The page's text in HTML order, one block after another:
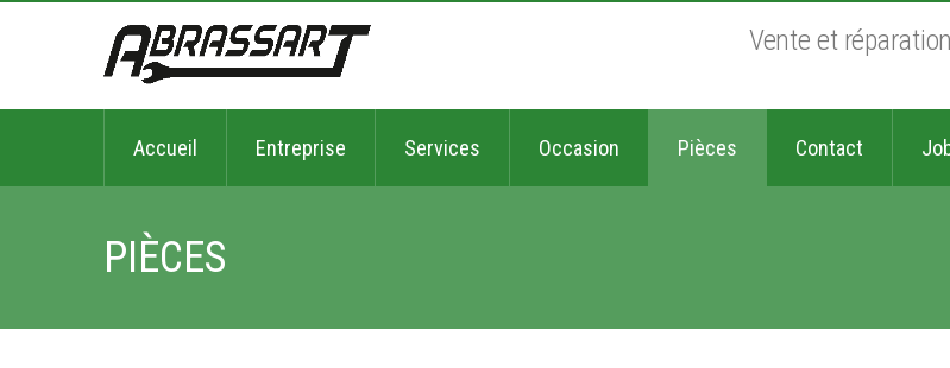
Vente et
Accueil Entreprise Services Occasion Pièces Contact
PIÈCES